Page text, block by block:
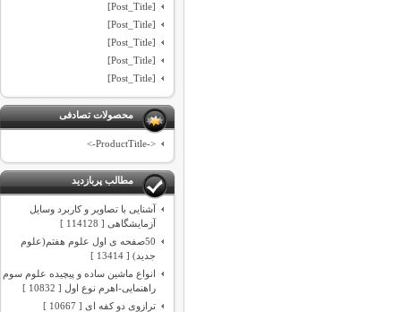
[Post_Title]
[Post_Title]
[Post_Title]
[Post_Title]
[Post_Title]
محصولات تصادفی
<-ProductTitle->
مطالب پربازدید
آشنایی با تصاویر و کاربرد وسایل
آزمایشگاهی [ 114128 ]
50صفحه ی اول علوم هفتم(علوم
جدید) [ 13414 ]
انواع ماشین ساده و پیچیده علوم سوم
راهنمایی-اهرم نوع اول [ 10832 ]
ترازوی دو کفه ای [ 10667 ]